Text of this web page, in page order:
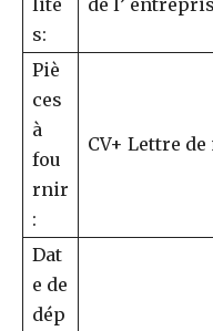
s:
Piè
ces
à
fou
rnir
:
CV+ Lettre
Dat
e de
dép